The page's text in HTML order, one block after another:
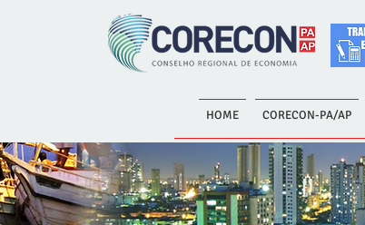
HOME CORECON-PA/AP